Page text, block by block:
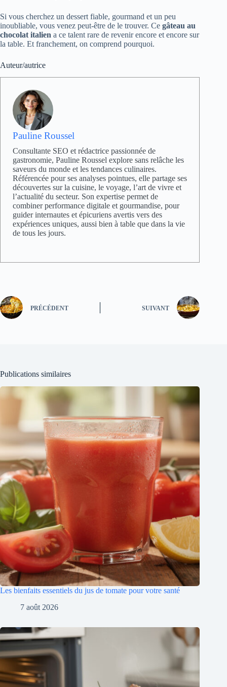
Si vous cherchez un dessert fiable, gourmand et un peu
inoubliable, vous venez peut-être de le trouver. Ce gâteau au
chocolat italien a ce talent rare de revenir encore et encore sur
la table. Et franchement, on comprend pourquoi.
Auteur/autrice
Pauline Roussel
Consultante SEO et rédactrice passionnée de
gastronomie, Pauline Roussel explore sans relâche les
saveurs du monde et les tendances culinaires.
Référencée pour ses analyses pointues, elle partage ses
découvertes sur la cuisine, le voyage, l’art de vivre et
l’actualité du secteur. Son expertise permet de
combiner performance digitale et gourmandise, pour
guider internautes et épicuriens avertis vers des
expériences uniques, aussi bien à table que dans la vie
de tous les jours.
PRÉCÉDENT SUIVANT
Publications similaires
Les bienfaits essentiels du jus de tomate pour votre santé
7 août 2026